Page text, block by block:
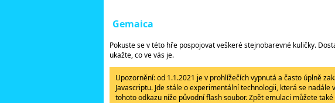
Gemaica
Pokuste se v této hře pospojovat veškeré stejnobarevné kuličky.
ukažte, co ve vás je.
Upozornění: od 1.1.2021 je v prohlížečích vypnutá a často úplně
Javascriptu. Jde stále o experimentální technologii, která se
tohoto odkazu níže původní flash soubor. Zpět emulaci můžete